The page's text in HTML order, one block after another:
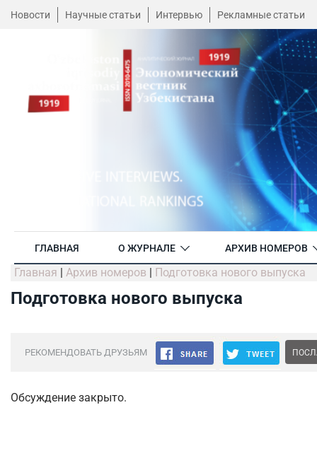
Новости Научные статьи Интервью Рекламные статьи
ГЛАВНАЯ О ЖУРНАЛЕ АРХИВ НОМЕРОВ
Главная | Архив номеров | Подготовка нового выпуска
Подготовка нового выпуска
РЕКОМЕНДОВАТЬ ДРУЗЬЯМ
Обсуждение закрыто.